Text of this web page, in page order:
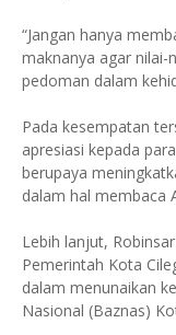
“Jangan hanya
maknanya agar nilai-
pedoman dalam
Pada kesempatan
apresiasi kepada
berupaya
dalam hal membaca
Lebih lanjut,
Pemerintah Kota
dalam menunaikan
Nasional (Baznas)